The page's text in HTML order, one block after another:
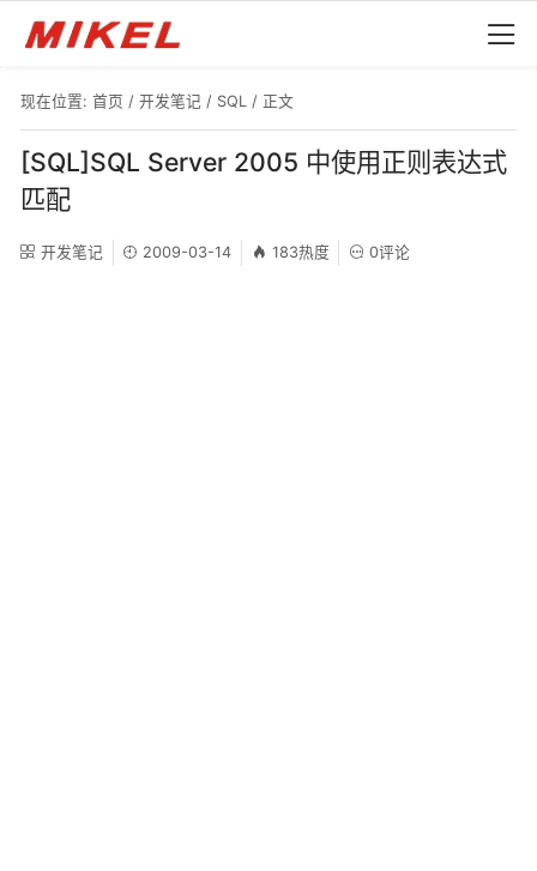
现在位置: 首页 / 开发笔记 / SQL / 正文
[SQL]SQL Server 2005 中使用正则表达式
匹配
开发笔记 2009-03-14 183热度 0评论